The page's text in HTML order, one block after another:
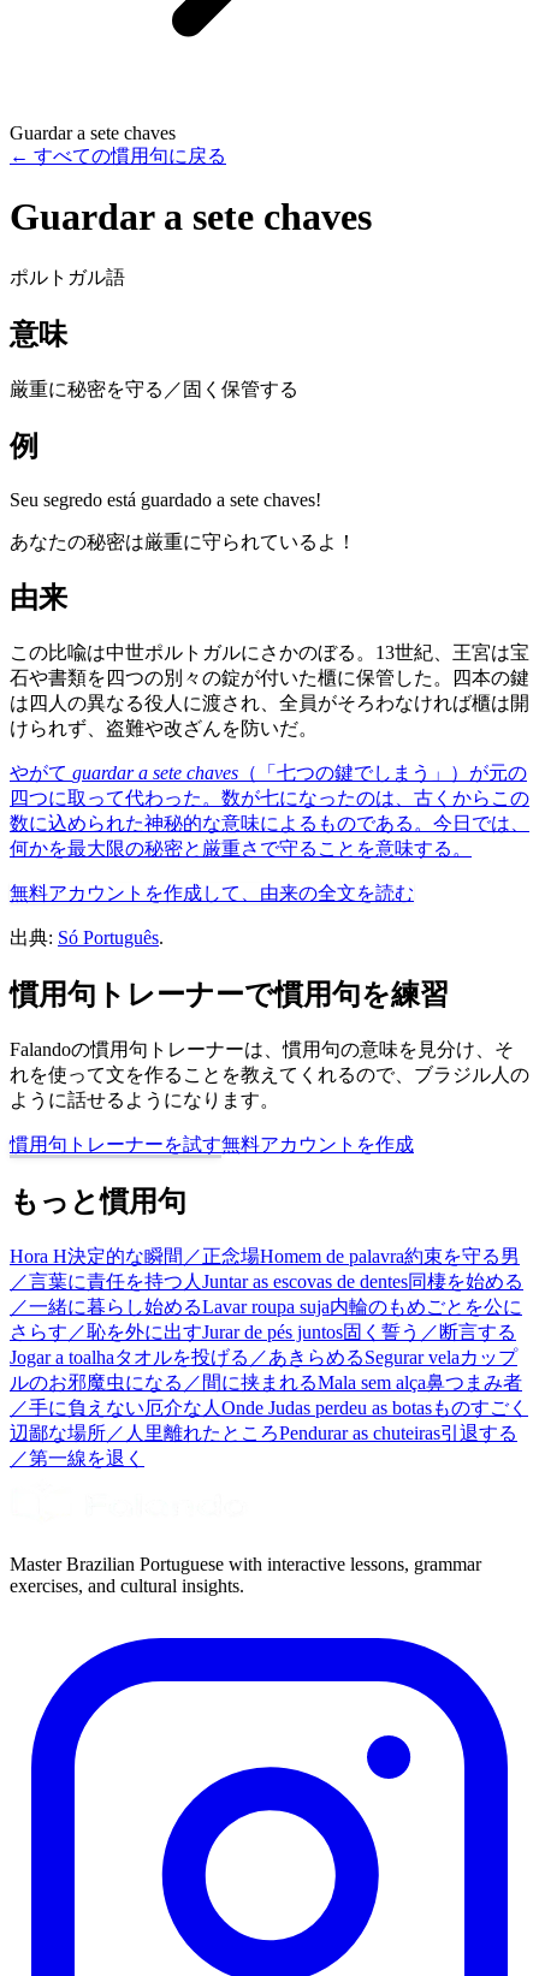
Guardar a sete chaves
← すべての慣用句に戻る
Guardar a sete chaves
ポルトガル語
意味
厳重に秘密を守る／固く保管する
例
Seu segredo está guardado a sete chaves!
あなたの秘密は厳重に守られているよ！
由来
この比喩は中世ポルトガルにさかのぼる。13世紀、王宮は宝
石や書類を四つの別々の錠が付いた櫃に保管した。四本の鍵
は四人の異なる役人に渡され、全員がそろわなければ櫃は開
けられず、盗難や改ざんを防いだ。
やがて guardar a sete chaves （「七つの鍵でしまう」）が元の
四つに取って代わった。数が七になったのは、古くからこの
数に込められた神秘的な意味によるものである。今日では、
何かを最大限の秘密と厳重さで守ることを意味する。
無料アカウントを作成して、由来の全文を読む
出典: Só Português.
慣用句トレーナーで慣用句を練習
Falandoの慣用句トレーナーは、慣用句の意味を見分け、そ
れを使って文を作ることを教えてくれるので、ブラジル人の
ように話せるようになります。
慣用句トレーナーを試す無料アカウントを作成
もっと慣用句
Hora H決定的な瞬間／正念場Homem de palavra約束を守る男
／言葉に責任を持つ人 Juntar as escovas de dentes同棲を始める
／一緒に暮らし始めるLavar roupa suja内輪のもめごとを公に
さらす／恥を外に出すJurar de pés juntos固く誓う／断言する
Jogar a toalhaタオルを投げる／あきらめるSegurar velaカップ
ルのお邪魔虫になる／間に挟まれるMala sem alça鼻つまみ者
／手に負えない厄介な人 Onde Judas perdeu as botasものすごく
辺鄙な場所／人里離れたところPendurar as chuteiras引退する
／第一線を退く
Master Brazilian Portuguese with interactive lessons, grammar
exercises, and cultural insights.